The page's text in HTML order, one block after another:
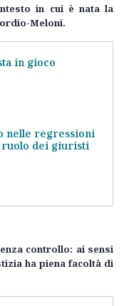
in cui è nata la
Meloni.
in gioco
nelle regressioni
ruolo dei giuristi
controllo: ai sensi
ha piena facoltà di